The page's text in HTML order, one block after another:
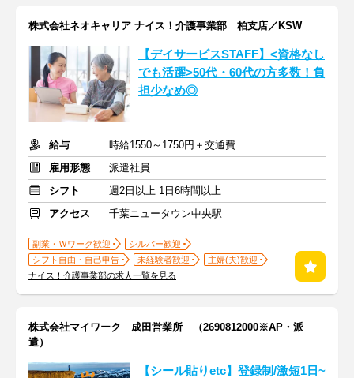
株式会社ネオキャリア ナイス！介護事業部 柏支店／KSW
【デイサービスSTAFF】<資格なし
でも活躍>50代・60代の方多数！負
担少なめ◎
給与
時給1550～1750円＋交通費
雇用形態
派遣社員
シフト
週2日以上 1日6時間以上
アクセス
千葉ニュータウン中央駅
副業・Ｗワーク歓迎
シルバー歓迎
シフト自由・自己申告
未経験者歓迎
主婦(夫)歓迎
ナイス！介護事業部の求人一覧を見る
株式会社マイワーク 成田営業所 （2690812000※AP・派
遣）
【シール貼りetc】登録制/激短1日~